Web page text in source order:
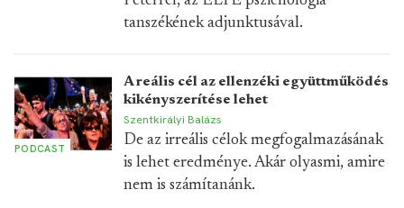
tanszékének adjunktusával.
PODCAST
A reális cél az ellenzéki együttműködés
kikényszerítése lehet
Szentkirályi Balázs
De az irreális célok megfogalmazásának
is lehet eredménye. Akár olyasmi, amire
nem is számítanánk.